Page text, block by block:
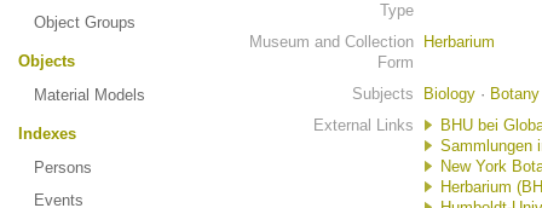
Object Groups
Objects
Material Models
Indexes
Persons
Events
Type
Museum and Collection
Form
Herbarium
Subjects Biology · Botany
External Links
BHU bei
Sammlungen
New York
Herbarium